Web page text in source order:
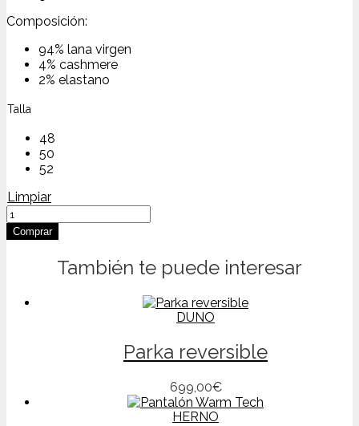
Composición:
94% lana virgen
4% cashmere
2% elastano
Talla
48
50
52
Limpiar
Sobrecamisa
en
techwool
Comprar
También te puede interesar
DUNO
Parka reversible
699,00€Este
producto
HERNO